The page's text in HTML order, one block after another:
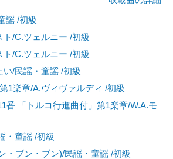
謡 /初級
ト/C.ツェルニー /初級
ト/C.ツェルニー /初級
い/民謡・童謡 /初級
1楽章/A.ヴィヴァルディ /初級
番 「トルコ行進曲付」第1楽章/W.A.モ
・童謡 /初級
・ブン・ブン)/民謡・童謡 /初級